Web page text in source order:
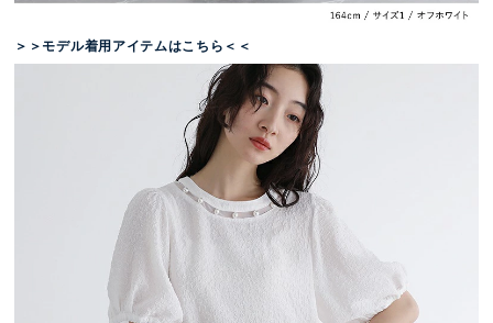
＞＞モデル着用アイテムはこちら＜＜